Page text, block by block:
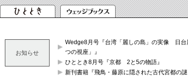
お知らせ
Wedge8月号『台湾「麗しの島」の実像 日台
つの視座」』
ひととき8月号『京都 2と5の物語』
新刊書籍『飛鳥・藤原に隠された古代宮都の謎